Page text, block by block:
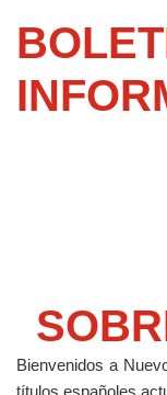
Bienvenidos a
títulos españoles